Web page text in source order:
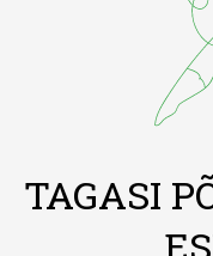
TAGASI